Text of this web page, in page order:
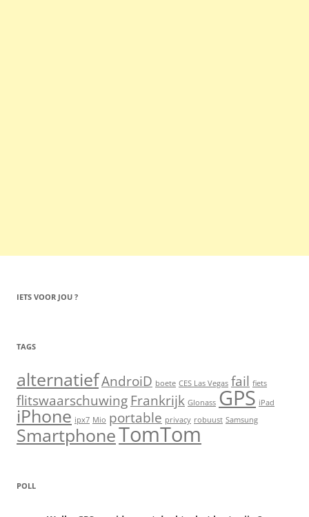
IETS VOOR JOU ?
TAGS
alternatiefAndroiD boete CES Las Vegas fail fiets
flitswaarschuwing Frankrijk Glonass GPS iPad
iPhone ipx7 Mio portable privacy robuust Samsung
SmartphoneTomTom
POLL